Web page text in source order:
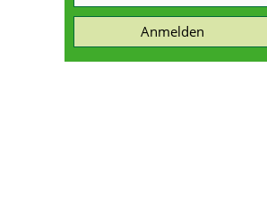
Anmelden